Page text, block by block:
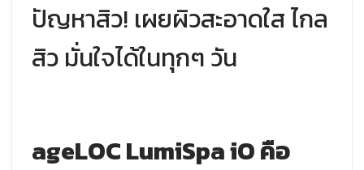
ปัญหาสิว! เผยผิวสะอาดใส ไกล
สิว มั่นใจได้ในทุกๆ วัน
ageLOC LumiSpa iO คือ